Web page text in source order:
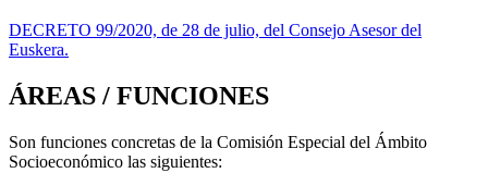
DECRETO 99/2020, de 28 de julio, del Consejo Asesor del
Euskera.
ÁREAS / FUNCIONES
Son funciones concretas de la Comisión Especial del Ámbito
Socioeconómico las siguientes: